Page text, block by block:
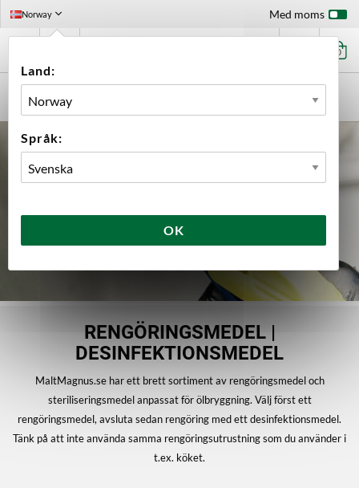
Norway
Land:
Språk:
OK
Med moms
0
RENGÖRINGSMEDEL |
DESINFEKTIONSMEDEL
MaltMagnus.se har ett brett sortiment av rengöringsmedel och
steriliseringsmedel anpassat för ölbryggning. Välj först ett
rengöringsmedel, avsluta sedan rengöring med ett desinfektionsmedel.
Tänk på att inte använda samma rengöringsutrustning som du använder i
t.ex. köket.